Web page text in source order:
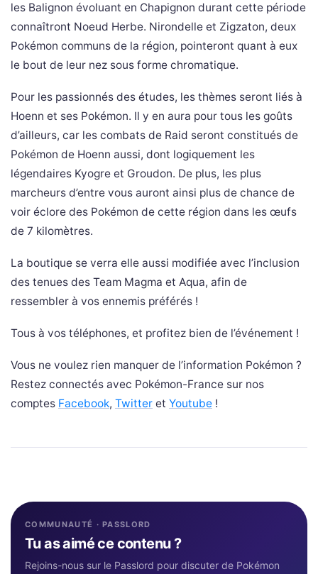
les Balignon évoluant en Chapignon durant cette période
connaîtront Noeud Herbe. Nirondelle et Zigzaton, deux
Pokémon communs de la région, pointeront quant à eux
le bout de leur nez sous forme chromatique.
Pour les passionnés des études, les thèmes seront liés à
Hoenn et ses Pokémon. Il y en aura pour tous les goûts
d’ailleurs, car les combats de Raid seront constitués de
Pokémon de Hoenn aussi, dont logiquement les
légendaires Kyogre et Groudon. De plus, les plus
marcheurs d’entre vous auront ainsi plus de chance de
voir éclore des Pokémon de cette région dans les œufs
de 7 kilomètres.
La boutique se verra elle aussi modifiée avec l’inclusion
des tenues des Team Magma et Aqua, afin de
ressembler à vos ennemis préférés !
Tous à vos téléphones, et profitez bien de l’événement !
Vous ne voulez rien manquer de l’information Pokémon ?
Restez connectés avec Pokémon-France sur nos
comptes Facebook, Twitter et Youtube !
COMMUNAUTÉ · PASSLORD
Tu as aimé ce contenu ?
Rejoins-nous sur le Passlord pour discuter de Pokémon